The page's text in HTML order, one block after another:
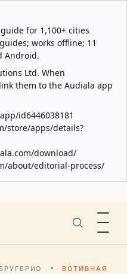
for 1,100+ cities
works offline; 11
Android.
Ltd. When
them to the Audiala app
id6446038181
store/apps/details?
download/
about/editorial-process/
БРУГЕРИО
ВОТИВНАЯ